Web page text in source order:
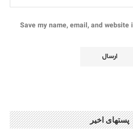
Save my name, email, and
پستهای اخیر